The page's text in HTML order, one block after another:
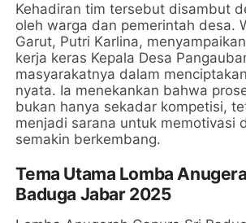
Kehadiran tim tersebut disambut
oleh warga dan pemerintah desa.
Garut, Putri Karlina,
kerja keras Kepala Desa
masyarakatnya dalam
nyata. Ia menekankan bahwa
bukan hanya sekadar kompetisi,
menjadi sarana untuk memotivasi
semakin berkembang.
Tema Utama Lomba
Baduga Jabar 2025